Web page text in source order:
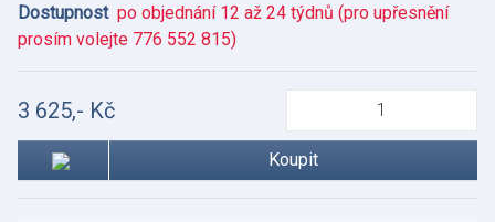
Dostupnost po objednání 12 až 24 týdnů (pro upřesnění
prosím volejte 776 552 815)
3 625,- Kč
Koupit